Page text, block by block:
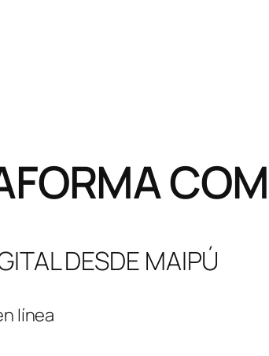
DESDE MAIPÚ
línea